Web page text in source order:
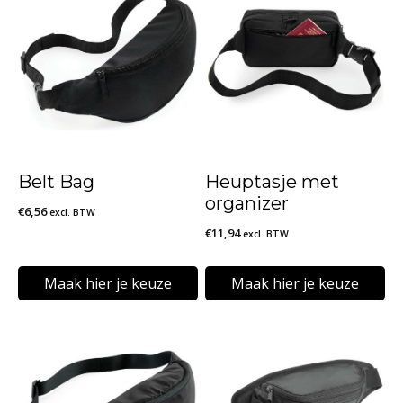
Belt Bag
€6,56 excl. BTW
Maak hier je keuze
heeft
Heuptasje met
organizer
€11,94 excl. BTW
Maak hier je keuze